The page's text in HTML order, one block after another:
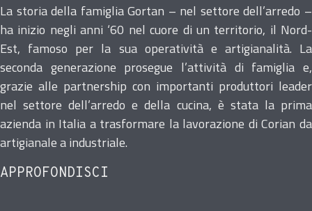
La storia della famiglia Gortan – nel settore dell’arredo –
ha inizio negli anni ‘60 nel cuore di un territorio, il Nord-
Est, famoso per la sua operatività e artigianalità. La
seconda generazione prosegue l’attività di famiglia e,
grazie alle partnership con importanti produttori leader
nel settore dell’arredo e della cucina, è stata la prima
azienda in Italia a trasformare la lavorazione di Corian da
artigianale a industriale.
APPROFONDISCI